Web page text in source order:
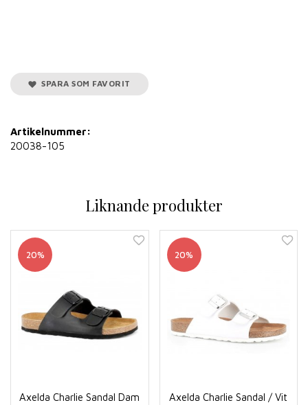
SPARA SOM FAVORIT
Artikelnummer:
20038-105
Liknande produkter
20%
Axelda Charlie Sandal Dam
20%
Axelda Charlie Sandal / Vit